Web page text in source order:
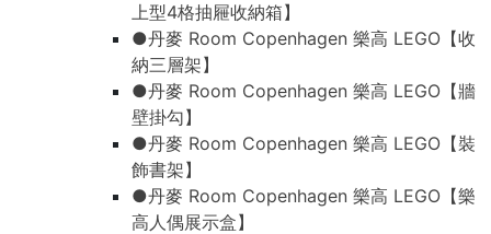
上型4格抽屜收納箱】
●丹麥 Room Copenhagen 樂高 LEGO【收
納三層架】
●丹麥 Room Copenhagen 樂高 LEGO【牆
壁掛勾】
●丹麥 Room Copenhagen 樂高 LEGO【裝
飾書架】
●丹麥 Room Copenhagen 樂高 LEGO【樂
高人偶展示盒】